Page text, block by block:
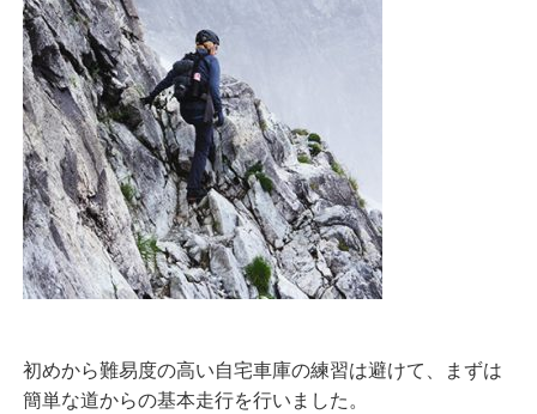
初めから難易度の高い自宅車庫の練習は避けて、まずは
簡単な道からの基本走行を行いました。